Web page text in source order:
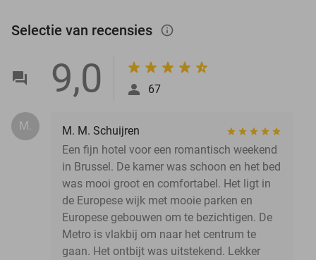
Selectie van recensies info_outlined
9,0 67
M.
M. M. Schuijren
Een fijn hotel voor een romantisch weekend
in Brussel. De kamer was schoon en het bed
was mooi groot en comfortabel. Het ligt in
de Europese wijk met mooie parken en
Europese gebouwen om te bezichtigen. De
Metro is vlakbij om naar het centrum te
gaan. Het ontbijt was uitstekend. Lekker